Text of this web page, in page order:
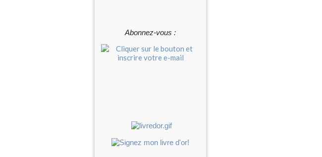
Abonnez-vous :